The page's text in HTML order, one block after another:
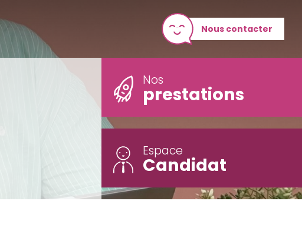
Nous contacter
Nos
prestations
Espace
Candidat